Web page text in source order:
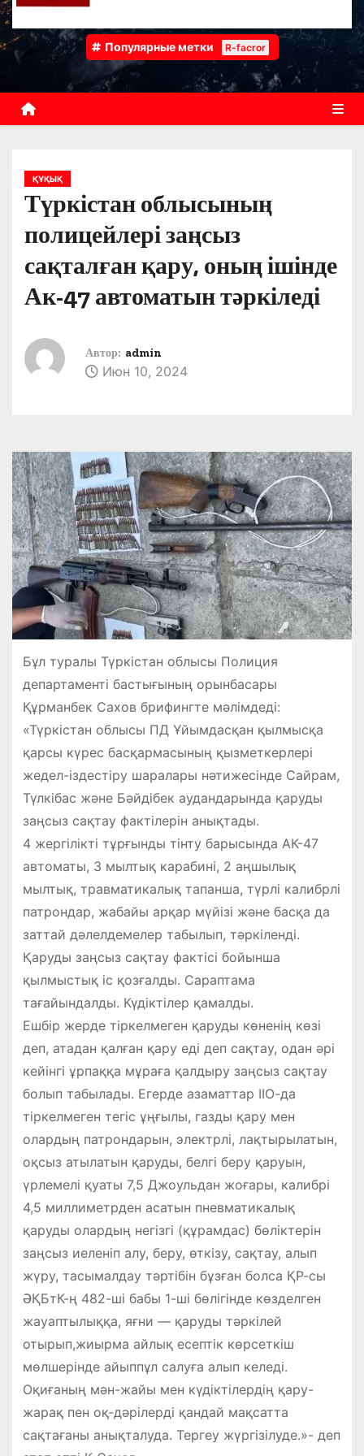
Популярные метки R-facror
ҚҰҚЫҚ
Түркістан облысының
полицейлері заңсыз
сақталған қару, оның ішінде
Ак-47 автоматын тәркіледі
Автор: admin
Июн 10, 2024
Бұл туралы Түркістан облысы Полиция
департаменті бастығының орынбасары
Құрманбек Сахов брифингте мәлімдеді:
«Түркістан облысы ПД Ұйымдасқан қылмысқа
қарсы күрес басқармасының қызметкерлері
жедел-іздестіру шаралары нәтижесінде Сайрам,
Түлкібас және Бәйдібек аудандарында қаруды
заңсыз сақтау фактілерін анықтады.
4 жергілікті тұрғынды тінту барысында АК-47
автоматы, 3 мылтық карабині, 2 аңшылық
мылтық, травматикалық тапанша, түрлі калибрлі
патрондар, жабайы арқар мүйізі және басқа да
заттай дәлелдемелер табылып, тәркіленді.
Қаруды заңсыз сақтау фактісі бойынша
қылмыстық іс қозғалды. Сараптама
тағайындалды. Күдіктілер қамалды.
Ешбір жерде тіркелмеген қаруды көненің көзі
деп, атадан қалған қару еді деп сақтау, одан әрі
кейінгі ұрпаққа мұраға қалдыру заңсыз сақтау
болып табылады. Егерде азаматтар ІІО-да
тiркелмеген тегiс ұңғылы, газды қару мен
олардың патрондарын, электрлі, лақтырылатын,
оқсыз атылатын қаруды, белгі беру қаруын,
үрлемелi қуаты 7,5 Джоульдан жоғары, калибрi
4,5 миллиметрден асатын пневматикалық
қаруды олардың негізгі (құрамдас) бөліктерін
заңсыз иеленіп алу, беру, өткiзу, сақтау, алып
жүру, тасымалдау тәртібін бұзған болса ҚР-сы
ӘҚБтК-ң 482-ші бабы 1-ші бөлігінде көзделген
жауаптылыққа, яғни — қаруды тәркілей
отырып,жиырма айлық есептік көрсеткіш
мөлшерінде айыппұл салуға алып келеді.
Оқиғаның мән-жайы мен күдіктілердің қару-
жарақ пен оқ-дәрілерді қандай мақсатта
сақтағаны анықталуда. Тергеу жүргізілуде.»- деп